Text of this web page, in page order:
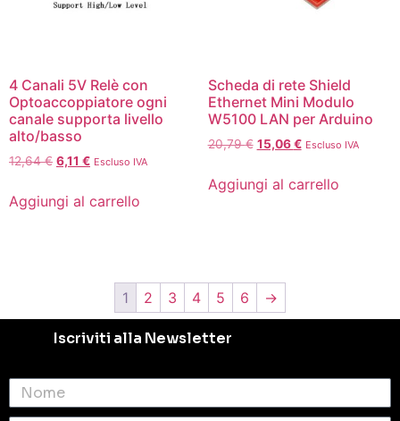
4 Canali 5V Relè con
Optoaccoppiatore ogni
canale supporta livello
alto/basso
12,64€ 6,11 € Escluso IVA
Aggiungi al carrello
Scheda di rete Shield
Ethernet Mini Modulo
W5100 LAN per Arduino
20,79€ 15,06€ Escluso IVA
Aggiungi al carrello
1 2 3 4 5 6 →
Iscriviti alla Newsletter